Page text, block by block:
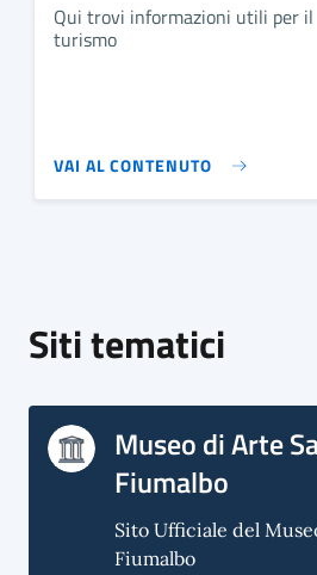
Qui trovi informazioni utili per il
turismo
VAI AL CONTENUTO
Siti tematici
Museo di Arte
Fiumalbo
Sito Ufficiale del
Fiumalbo